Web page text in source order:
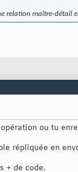
relation maître-détail
ou tu
répliquée en
+ de code.